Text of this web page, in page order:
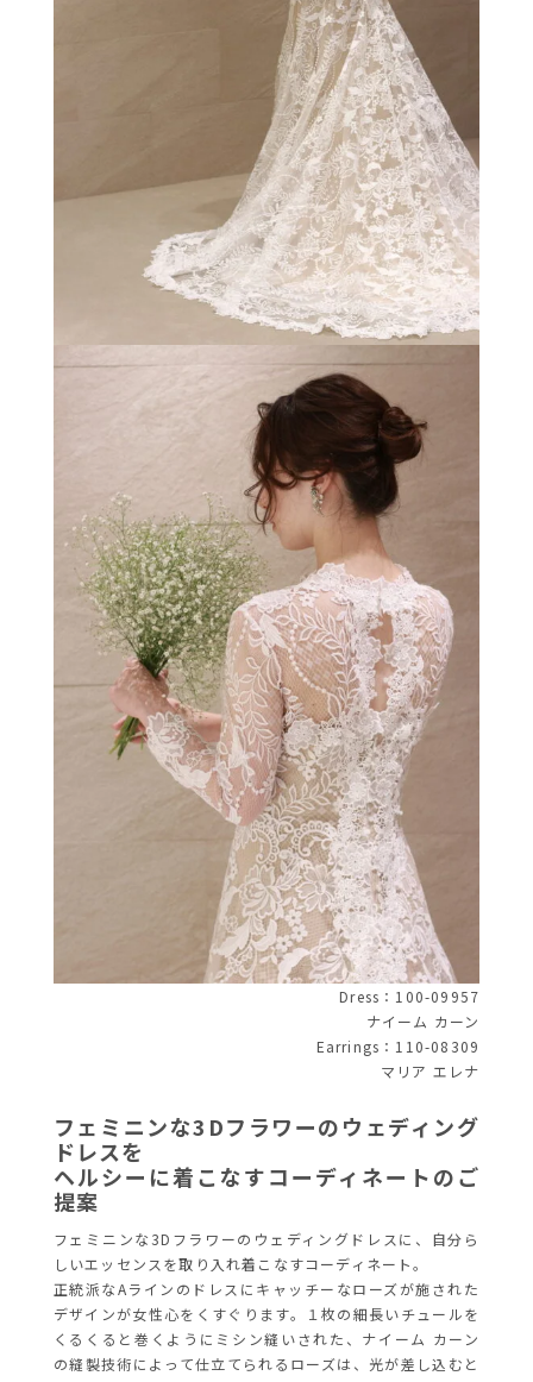
Dress：100-09957
ナイーム カーン
Earrings：110-08309
マリア エレナ
フェミニンな3Dフラワーのウェディング
ドレスを
ヘルシーに着こなすコーディネートのご
提案
フェミニンな3Dフラワーのウェディングドレスに、自分ら
しいエッセンスを取り入れ着こなすコーディネート。
正統派なAラインのドレスにキャッチーなローズが施された
デザインが女性心をくすぐります。１枚の細長いチュールを
くるくると巻くようにミシン縫いされた、ナイーム カーン
の縫製技術によって仕立てられるローズは、光が差し込むと